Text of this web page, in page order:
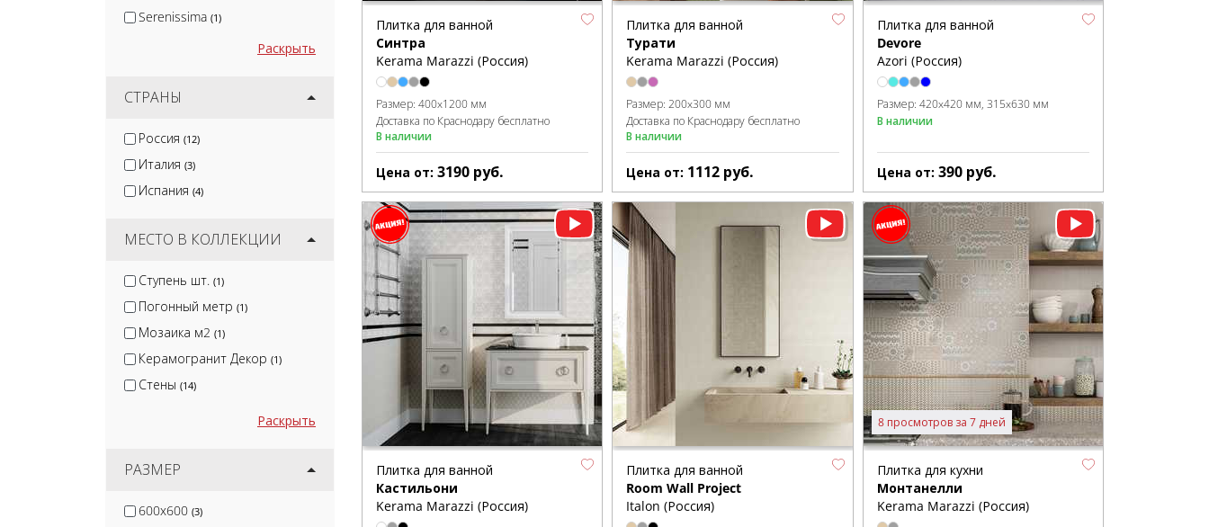
Serenissima (1)
PiezaROSA
Fondovalle
Axima (1)
Раскрыть
СТРАНЫ
Россия (12)
Италия (3)
Испания (4)
МЕСТО В КОЛЛЕКЦИИ
Ступень шт. (1)
Погонный метр (1)
Мозаика м2 (1)
Керамогранит Декор (1)
Стены (14)
Раскрыть
РАЗМЕР
600x600 (3)
Плитка для ванной
Синтра
Kerama Marazzi (Россия)
Размер: 400x1200 мм
Доставка по Краснодару бесплатно
В наличии
Цена от: 3190 руб.
Плитка для ванной
Турати
Kerama Marazzi (Россия)
Размер:200x300 мм
Доставка по Краснодару бесплатно
В наличии
Цена от: 1112 руб.
Плитка для ванной
Devore
Azori (Россия)
Размер: 420x420 мм 315x630 мм
В наличии
Цена от: 390 руб.
Плитка для ванной
Кастильони
Kerama Marazzi (Россия)
Плитка для ванной
Room Wall Project
Italon (Россия)
8 просмотров за 7 дней
Плитка для кухни
Монтанелли
Kerama Marazzi (Россия)